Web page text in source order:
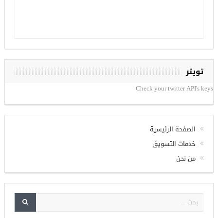
تويتر
Check your twitter API's keys
الصفحة الرئيسية
خدمات التسويق
من نحن